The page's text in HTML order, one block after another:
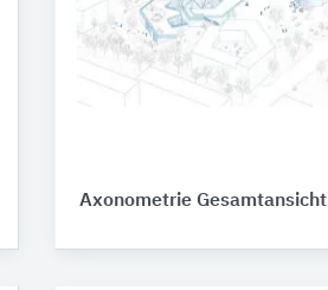
Axonometrie Gesamtansicht